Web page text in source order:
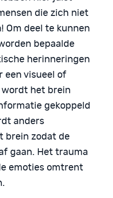
die zich niet
Om deel te kunnen
bepaalde
herinneringen
een visueel of
het brein
gekoppeld
anders
brein zodat de
gaan. Het trauma
emoties omtrent